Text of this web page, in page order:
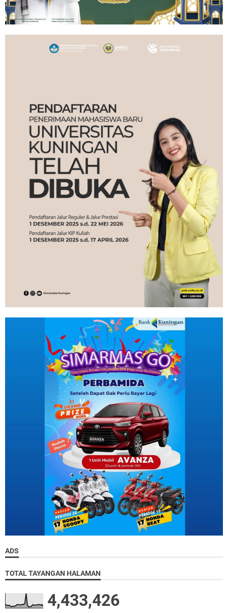
ADS
TOTAL TAYANGAN HALAMAN
4,433,426